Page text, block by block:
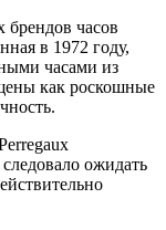
часов
в 1972 году,
часами из
как роскошные
ожидать